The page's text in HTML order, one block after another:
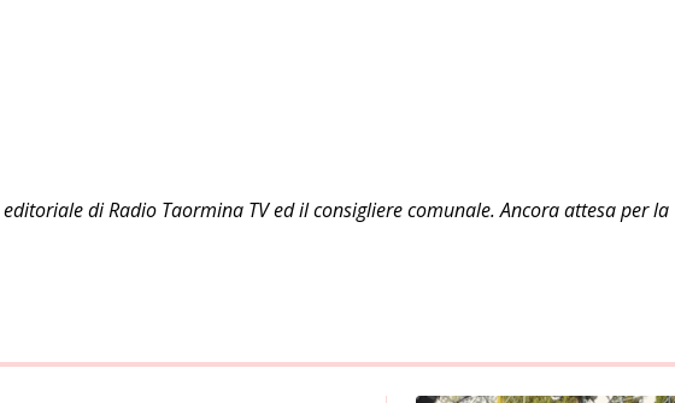
di Radio Taormina TV ed il consigliere comunale. Ancora attesa per la